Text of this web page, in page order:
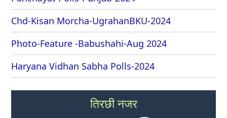
Chd-Kisan Morcha-UgrahanBKU-2024
Photo-Feature -Babushahi-Aug 2024
Haryana Vidhan Sabha Polls-2024
तिरछी नजर